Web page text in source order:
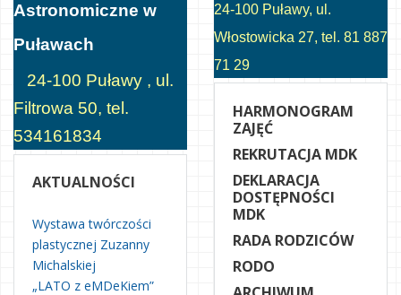
Astronomiczne w
Puławach
24-100 Puławy , ul.
Filtrowa 50, tel.
534161834
AKTUALNOŚCI
Wystawa twórczości
plastycznej Zuzanny
Michalskiej
„LATO z eMDeKiem”
24-100 Puławy, ul.
Włostowicka 27, tel. 81 887
71 29
HARMONOGRAM
ZAJĘĆ
REKRUTACJA MDK
DEKLARACJA
DOSTĘPNOŚCI
MDK
RADA RODZICÓW
RODO